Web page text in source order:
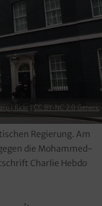
| flickr CC BY-NC 2.0 Generic
Regierung. Am
die Mohammed-
Charlie Hebdo